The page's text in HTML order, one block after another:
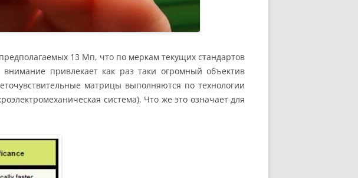
13 Мп, что по меркам текущих стандартов
привлекает как раз таки огромный объектив
матрицы выполняются по технологии
система). Что же это означает для